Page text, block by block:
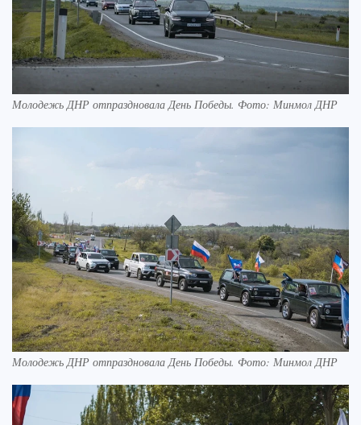
Молодежь ДНР отпраздновала День Победы. Фото: Минмол ДНР
Молодежь ДНР отпраздновала День Победы. Фото: Минмол ДНР